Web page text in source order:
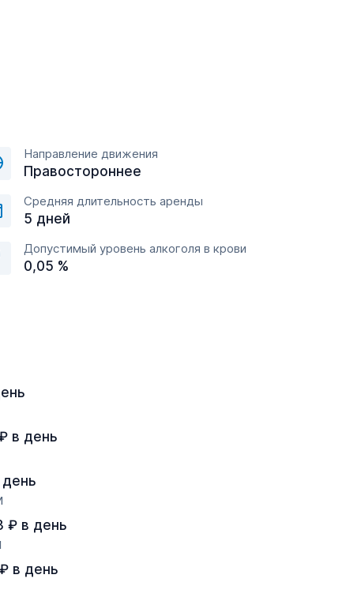
Направление движения
Правостороннее
Средняя длительность аренды
5 дней
Допустимый уровень алкоголя в крови
0,05 %
в день
день
₽ в день
в день